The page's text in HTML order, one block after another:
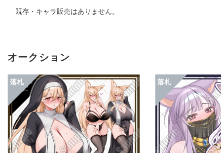
既存・キャラ販売はありません。
オークション